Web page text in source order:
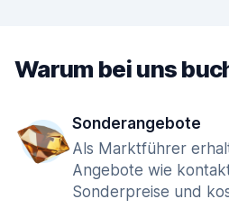
Warum bei uns
Sonderangebote
Als Marktführer
Angebote wie
Sonderpreise und